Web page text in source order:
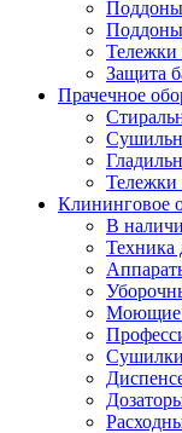
Тележки
Защита
Прачечное
Тележки
Клининговое
В
Техника
Моющие